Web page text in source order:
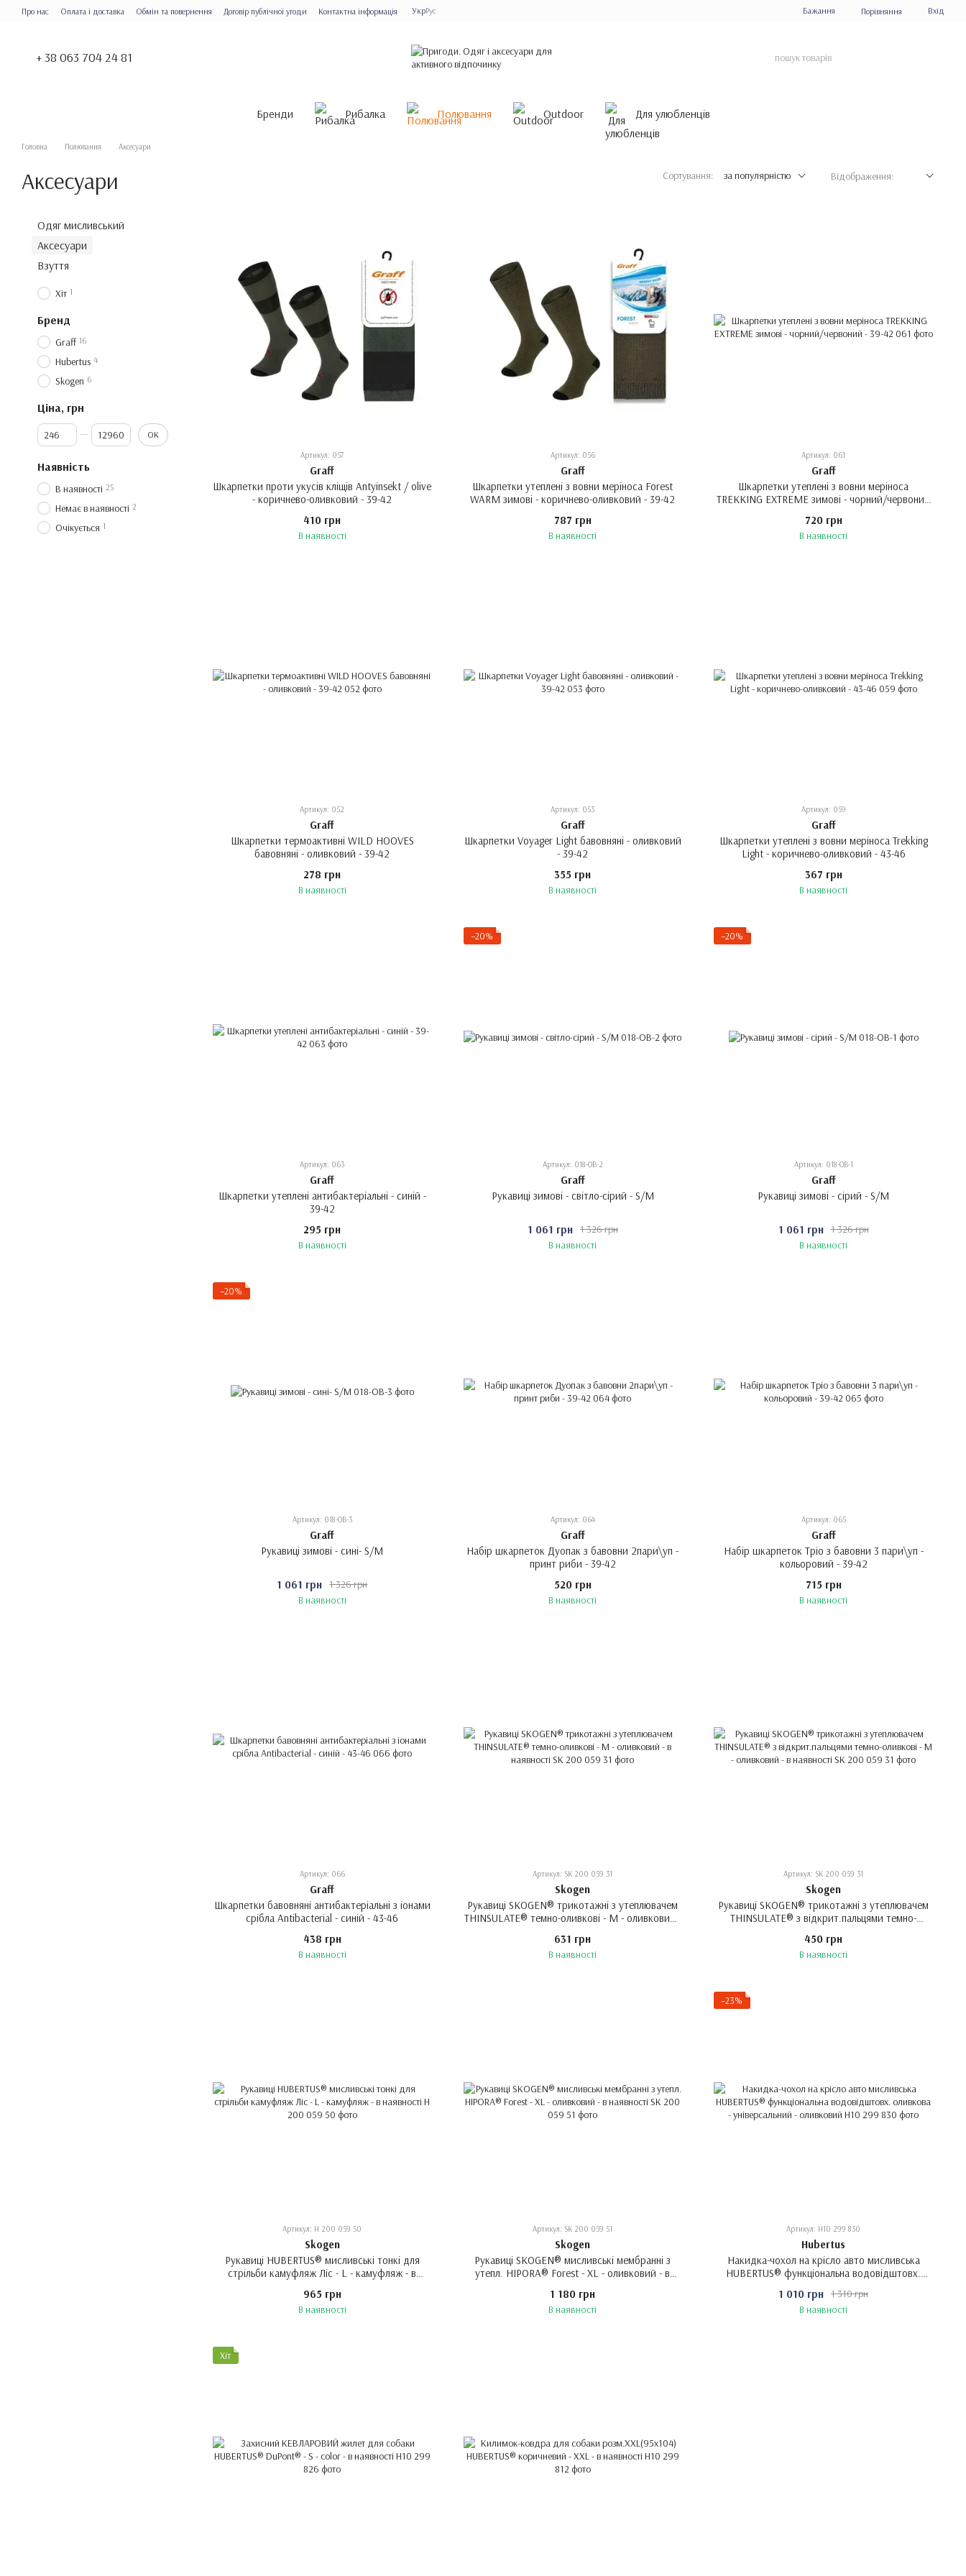
Перейти до основного контенту
Про нас Оплата і доставка Обмін та повернення Договір публічної угоди Контактна інформація УкрРус Бажання Порівняння Вхід
+ 38 063 704 24 81
Бренди Рибалка Полювання Outdoor Для улюбленців
Головна Полювання Аксесуари
Аксесуари Сортування: за популярністю Відображення:
Артикул: 057
Graff
Шкарпетки проти укусів кліщів Antyinsekt / olive
- коричнево-оливковий - 39-42
410 грн
В наявності
Артикул: 056
Graff
Шкарпетки утеплені з вовни меріноса Forest
WARM зимові - коричнево-оливковий - 39-42
787 грн
В наявності
Артикул: 061
Graff
Шкарпетки утеплені з вовни меріноса
TREKKING EXTREME зимові - чорний/червоний
720 грн
В наявності
Артикул: 052
Graff
Шкарпетки термоактивні WILD HOOVES
бавовняні - оливковий - 39-42
278 грн
В наявності
Артикул: 053
Graff
Шкарпетки Voyager Light бавовняні - оливковий
- 39-42
355 грн
В наявності
Артикул: 059
Graff
Шкарпетки утеплені з вовни меріноса Trekking
Light - коричнево-оливковий - 43-46
367 грн
В наявності
Артикул: 063
Graff
Шкарпетки утеплені антибактеріальні - синій -
39-42
295 грн
В наявності
−20%
Артикул: 018-OB-2
Graff
Рукавиці зимові - світло-сірий - S/M
1 326 грн
1 061 грн
В наявності
−20%
Артикул: 018-OB-1
Graff
Рукавиці зимові - сірий - S/M
1 326 грн
1 061 грн
В наявності
−20%
Артикул: 018-OB-3
Graff
Рукавиці зимові - сині- S/M
1 326 грн
1 061 грн
В наявності
Артикул: 064
Graff
Набір шкарпеток Дуопак з бавовни 2пари\уп -
принт риби - 39-42
520 грн
В наявності
Артикул: 065
Graff
Набір шкарпеток Тріо з бавовни 3 пари\уп -
кольоровий - 39-42
715 грн
В наявності
Артикул: 066
Graff
Шкарпетки бавовняні антибактеріальні з іонами
срібла Antibacterial - синій - 43-46
438 грн
В наявності
Артикул: SK 200 059 31
Skogen
Рукавиці SKOGEN® трикотажні з утеплювачем
THINSULATE® темно-оливкові - M - оливковий -
631 грн
В наявності
Артикул: SK 200 059 31
Skogen
Рукавиці SKOGEN® трикотажні з утеплювачем
THINSULATE® з відкрит.пальцями темно-
450 грн
В наявності
Артикул: H 200 059 50
Skogen
Рукавиці HUBERTUS® мисливські тонкі для
стрільби камуфляж Ліс - L - камуфляж - в
965 грн
В наявності
Артикул: SK 200 059 51
Skogen
Рукавиці SKOGEN® мисливські мембранні з
утепл. HIPORA® Forest - XL - оливковий - в
1 180 грн
В наявності
−23%
Артикул: H10 299 830
Hubertus
Накидка-чохол на крісло авто мисливська
HUBERTUS® функціональна водовідштовх.
1 310 грн
1 010 грн
В наявності
Хіт
Одяг мисливський
Аксесуари
Взуття
Хіт 1
Бренд
Graff 16
Hubertus 4
Skogen 6
Ціна, грн
Від Ціна, грн
До Ціна, грн ОК
Наявність
В наявності 25
Немає в наявності 2
Очікується 1